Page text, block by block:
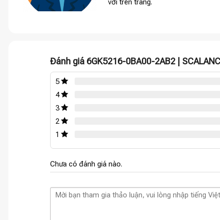
vời trên trang.
Đánh giá 6GK5216-0BA00-2AB2 |
5
4
3
2
1
Chưa có đánh giá nào.